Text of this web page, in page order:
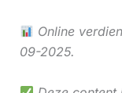
Online
09-2025.